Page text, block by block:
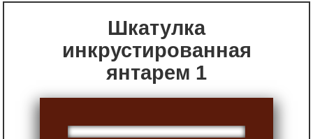
Шкатулка
инкрустированная
янтарем 1